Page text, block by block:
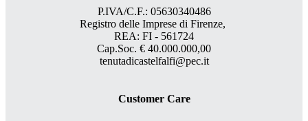
P.IVA/C.F.: 05630340486
Registro delle Imprese di Firenze,
REA: FI - 561724
Cap.Soc. € 40.000.000,00
tenutadicastelfalfi@pec.it
Customer Care